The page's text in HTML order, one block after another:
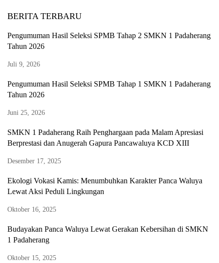
BERITA TERBARU
Pengumuman Hasil Seleksi SPMB Tahap 2 SMKN 1 Padaherang
Tahun 2026
Juli 9, 2026
Pengumuman Hasil Seleksi SPMB Tahap 1 SMKN 1 Padaherang
Tahun 2026
Juni 25, 2026
SMKN 1 Padaherang Raih Penghargaan pada Malam Apresiasi
Berprestasi dan Anugerah Gapura Pancawaluya KCD XIII
Desember 17, 2025
Ekologi Vokasi Kamis: Menumbuhkan Karakter Panca Waluya
Lewat Aksi Peduli Lingkungan
Oktober 16, 2025
Budayakan Panca Waluya Lewat Gerakan Kebersihan di SMKN
1 Padaherang
Oktober 15, 2025